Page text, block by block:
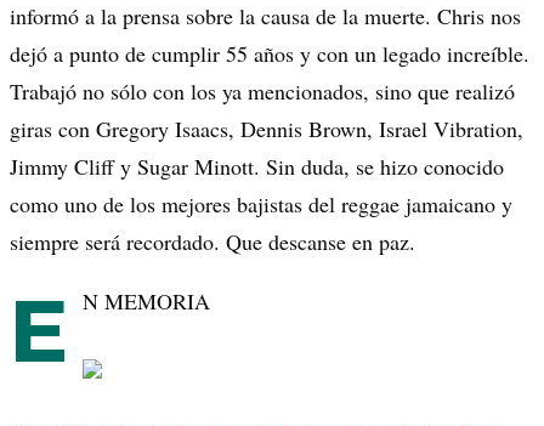
informó a la prensa sobre la causa de la muerte. Chris nos
dejó a punto de cumplir 55 años y con un legado increíble.
Trabajó no sólo con los ya mencionados, sino que realizó
giras con Gregory Isaacs, Dennis Brown, Israel Vibration,
Jimmy Cliff y Sugar Minott. Sin duda, se hizo conocido
como uno de los mejores bajistas del reggae jamaicano y
siempre será recordado. Que descanse en paz.
E N MEMORIA